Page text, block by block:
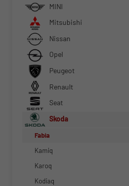
MINI
Mitsubishi
Nissan
Opel
Peugeot
Renault
Seat
Skoda
Fabia
Kamiq
Karoq
Kodiaq